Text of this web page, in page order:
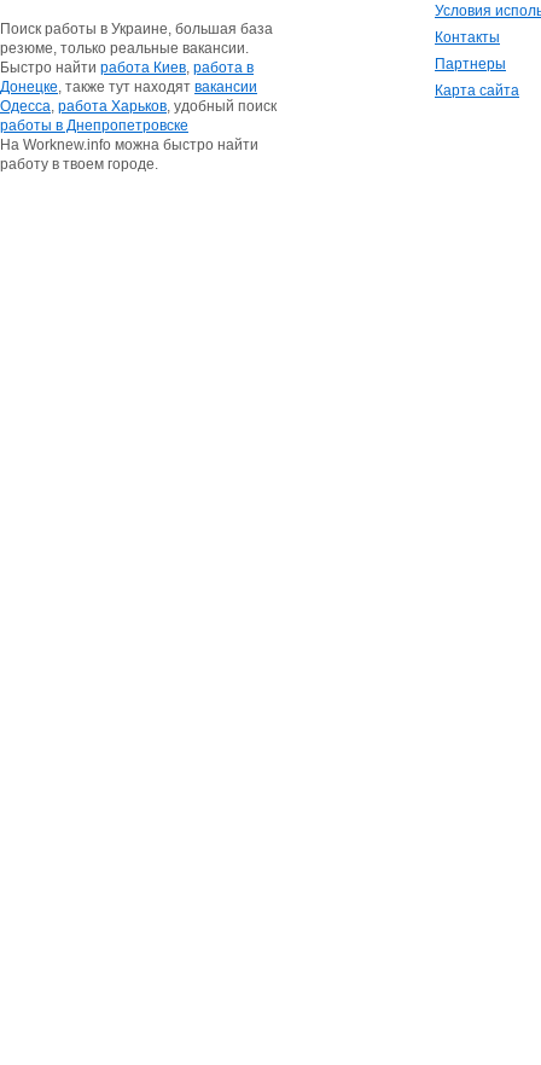
Поиск работы в Украине, большая база
резюме, только реальные вакансии.
Быстро найти работа Киев, работа в
Донецке, также тут находят вакансии
Одесса, работа Харьков, удобный поиск
работы в Днепропетровске
На Worknew.info можна быстро найти
работу в твоем городе.
Условия
Контакты
Партнеры
Карта сайта